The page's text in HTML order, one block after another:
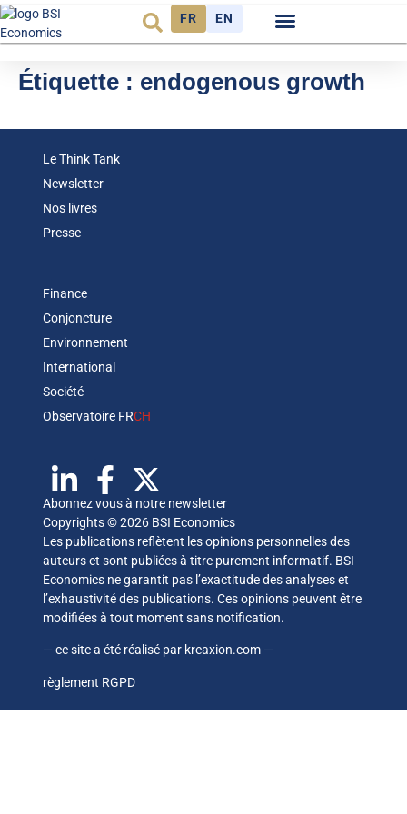
FR EN
Étiquette : endogenous growth
Le Think Tank
Newsletter
Nos livres
Presse
Finance
Conjoncture
Environnement
International
Société
Observatoire FRCH
Abonnez vous à notre newsletter
Copyrights © 2026 BSI Economics
Les publications reflètent les opinions personnelles des
auteurs et sont publiées à titre purement informatif. BSI
Economics ne garantit pas l’exactitude des analyses et
l’exhaustivité des publications. Ces opinions peuvent être
modifiées à tout moment sans notification.
— ce site a été réalisé par kreaxion.com —
règlement RGPD